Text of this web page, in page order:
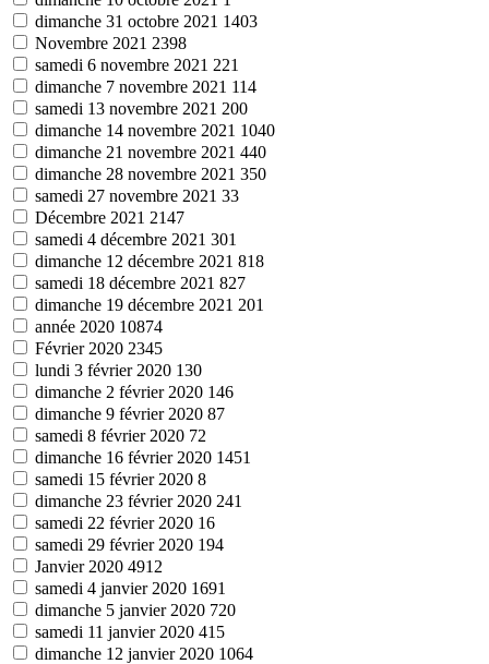
dimanche 31 octobre 2021 1403
Novembre 2021 2398
samedi 6 novembre 2021 221
dimanche 7 novembre 2021 114
samedi 13 novembre 2021 200
dimanche 14 novembre 2021 1040
dimanche 21 novembre 2021 440
dimanche 28 novembre 2021 350
samedi 27 novembre 2021 33
Décembre 2021 2147
samedi 4 décembre 2021 301
dimanche 12 décembre 2021 818
samedi 18 décembre 2021 827
dimanche 19 décembre 2021 201
année 2020 10874
Février 2020 2345
lundi 3 février 2020 130
dimanche 2 février 2020 146
dimanche 9 février 2020 87
samedi 8 février 2020 72
dimanche 16 février 2020 1451
samedi 15 février 2020 8
dimanche 23 février 2020 241
samedi 22 février 2020 16
samedi 29 février 2020 194
Janvier 2020 4912
samedi 4 janvier 2020 1691
dimanche 5 janvier 2020 720
samedi 11 janvier 2020 415
dimanche 12 janvier 2020 1064